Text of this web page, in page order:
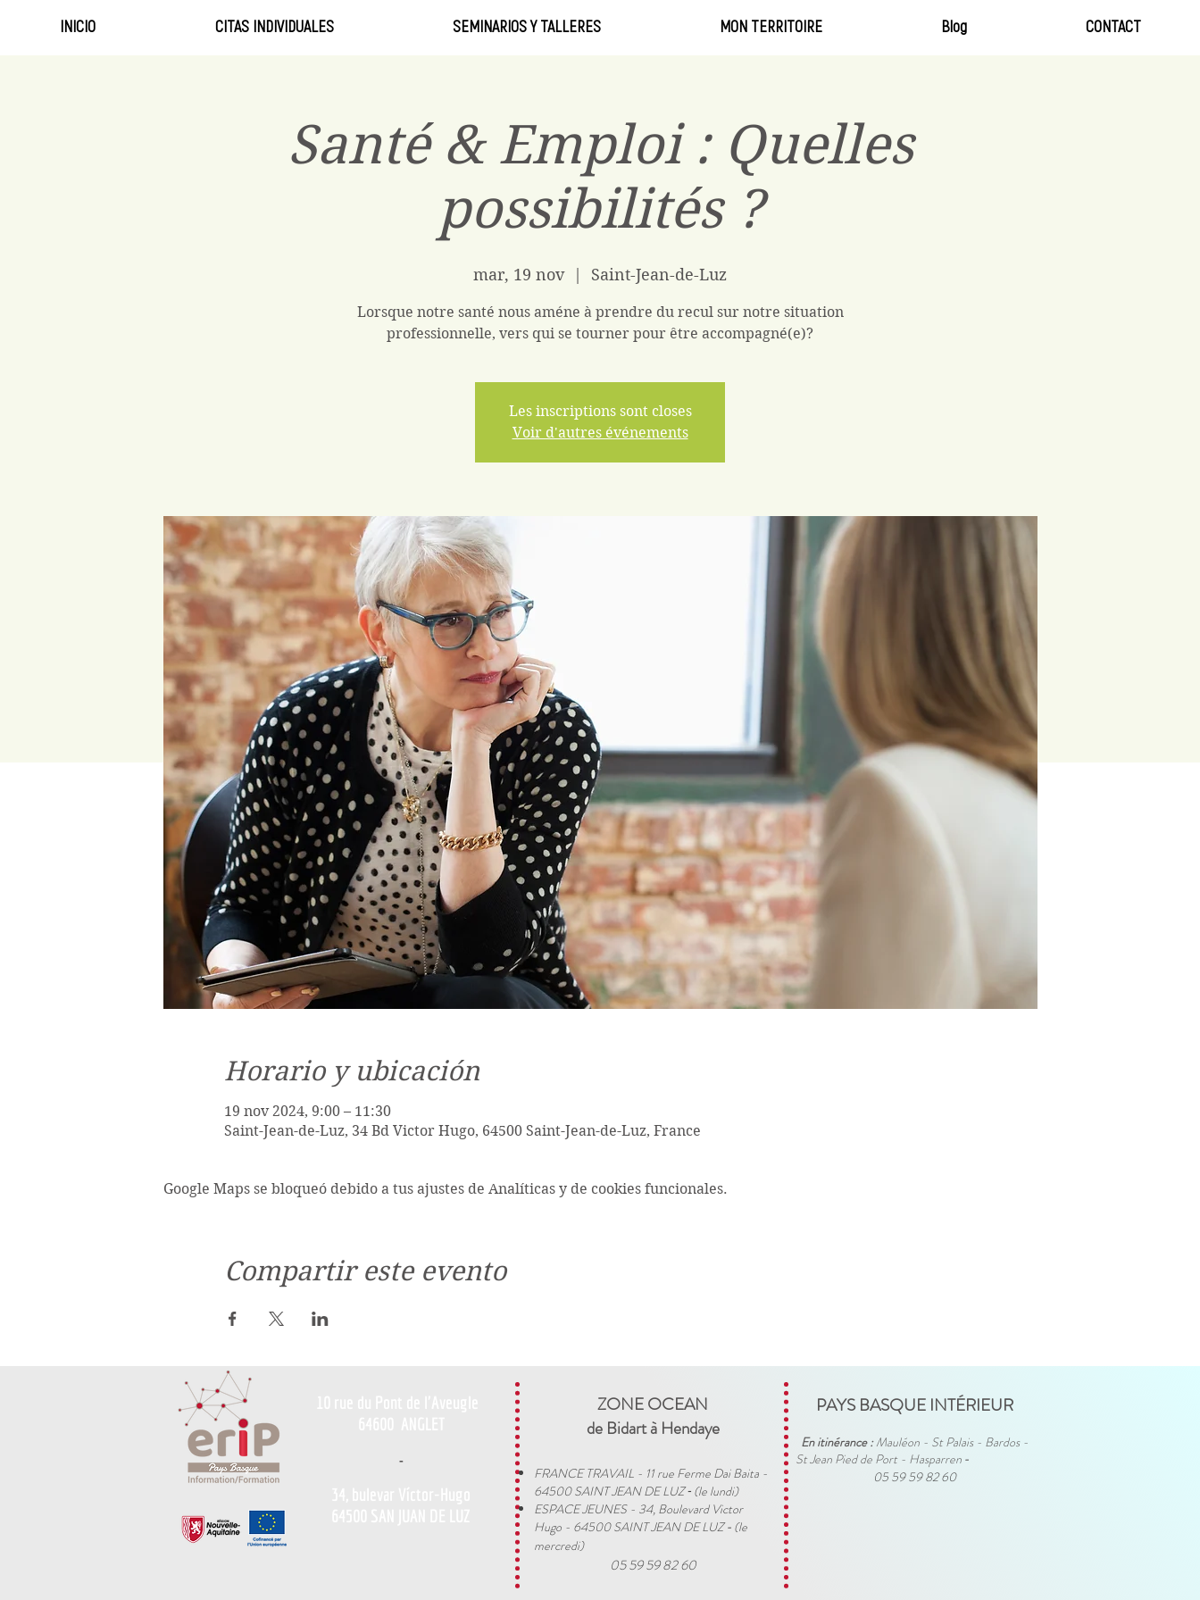
INICIO CITAS INDIVIDUALES SEMINARIOS Y TALLERES MON TERRITOIRE Blog CONTACT
Santé & Emploi : Quelles
possibilités ?
mar, 19 nov
  |
Saint-Jean-de-Luz
Lorsque notre santé nous améne à prendre du recul sur notre situation
professionnelle, vers qui se tourner pour être accompagné(e)?
Les inscriptions sont closes
Voir d'autres événements
Horario y ubicación
19 nov 2024, 9:00 – 11:30
Saint-Jean-de-Luz, 34 Bd Victor Hugo, 64500 Saint-Jean-de-Luz, France
Google Maps se bloqueó debido a tus ajustes de Analíticas y de cookies funcionales.
Compartir este evento
-
ZONE OCEAN
de Bidart à Hendaye​
FRANCE TRAVAIL - 11 rue Ferme Dai Baita -
64500 SAINT JEAN DE LUZ​ - (le lundi)
ESPACE JEUNES - 34, Boulevard Victor
Hugo - 64500 SAINT JEAN DE LUZ- (le
mercredi)
05 59 59 82 60
PAYS BASQUE INTÉRIEUR
En itinérance :Mauléon - St Palais - Bardos -
St Jean Pied de Port - Hasparren -
05 59 59 82 60